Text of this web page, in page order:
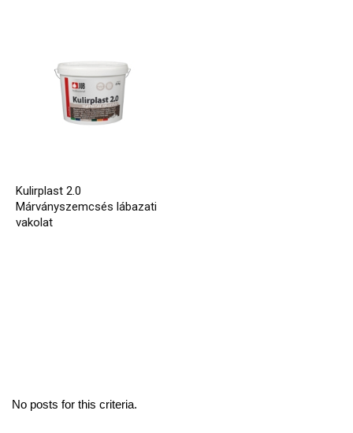
Kulirplast 2.0
Márványszemcsés lábazati
vakolat
No posts for this criteria.